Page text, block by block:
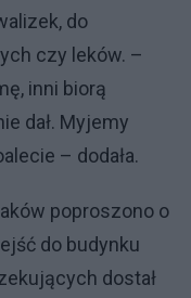
do
czy leków. –
inni biorą
dał. Myjemy
– dodała.
poproszono o
do budynku
dostał